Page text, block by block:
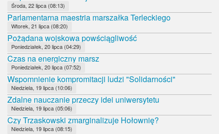
Środa, 22 lipca (08:13)
Parlamentarna maestria marszałka Terleckiego
Wtorek, 21 lipca (08:20)
Pożądana wojskowa powściągliwość
Poniedziałek, 20 lipca (04:29)
Czas na energiczny marsz
Poniedziałek, 20 lipca (07:52)
Wspomnienie kompromitacji ludzi "Solidarności"
Niedziela, 19 lipca (10:06)
Zdalne nauczanie przeczy idei uniwersytetu
Niedziela, 19 lipca (05:06)
Czy Trzaskowski zmarginalizuje Hołownię?
Niedziela, 19 lipca (08:15)